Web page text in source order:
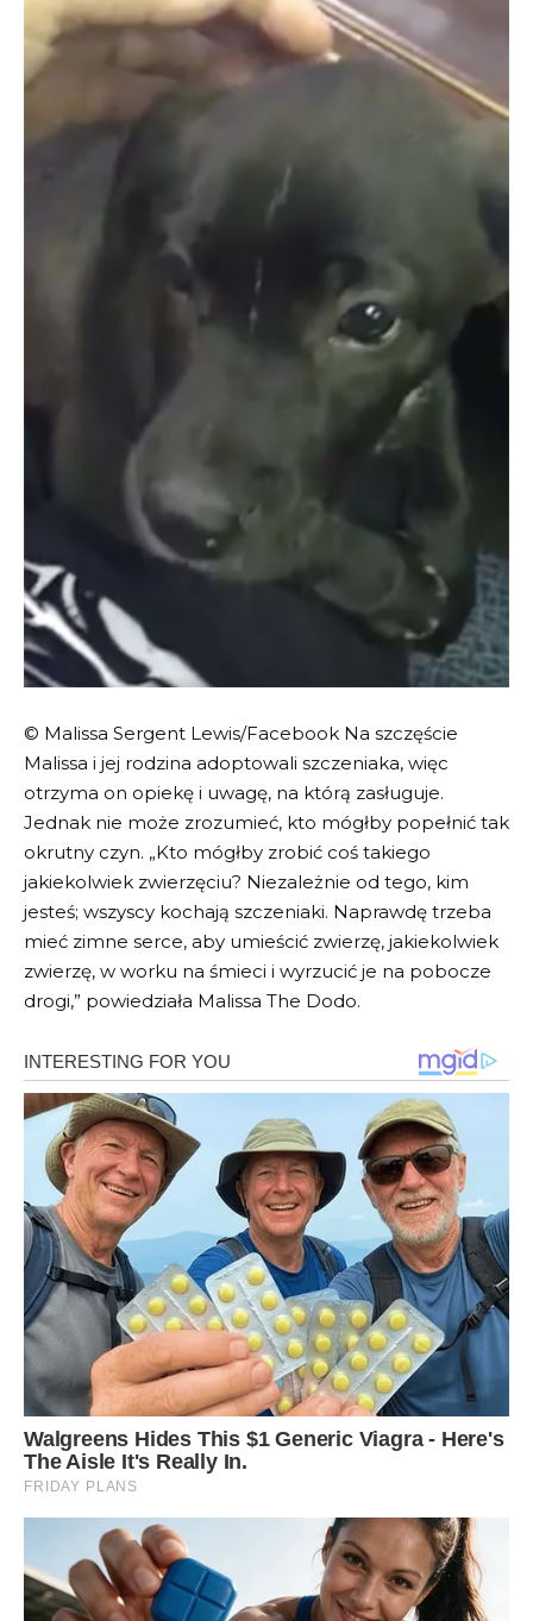
© Malissa Sergent Lewis/Facebook Na szczęście
Malissa i jej rodzina adoptowali szczeniaka, więc
otrzyma on opiekę i uwagę, na którą zasługuje.
Jednak nie może zrozumieć, kto mógłby popełnić tak
okrutny czyn. „Kto mógłby zrobić coś takiego
jakiekolwiek zwierzęciu? Niezależnie od tego, kim
jesteś; wszyscy kochają szczeniaki. Naprawdę trzeba
mieć zimne serce, aby umieścić zwierzę, jakiekolwiek
zwierzę, w worku na śmieci i wyrzucić je na pobocze
drogi,” powiedziała Malissa The Dodo.